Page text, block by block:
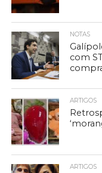
NOTAS
com
ARTIGOS
ARTIGOS